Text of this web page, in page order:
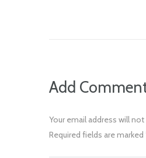
Add
Your email address will
Required fields are marked